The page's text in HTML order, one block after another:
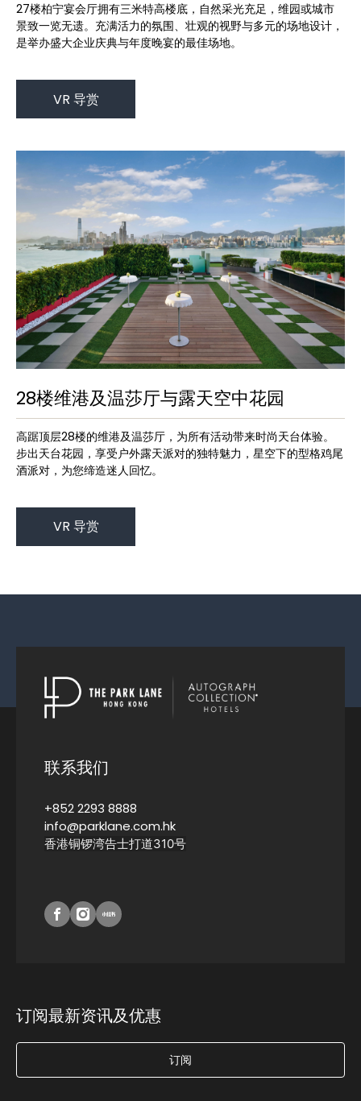
27楼柏宁宴会厅拥有三米特高楼底，自然采光充足，维园或城市
景致一览无遗。充满活力的氛围、壮观的视野与多元的场地设计，
是举办盛大企业庆典与年度晚宴的最佳场地。
VR 导赏
28楼维港及温莎厅与露天空中花园
高踞顶层28楼的维港及温莎厅，为所有活动带来时尚天台体验。
步出天台花园，享受户外露天派对的独特魅力，星空下的型格鸡尾
酒派对，为您缔造迷人回忆。
VR 导赏
联系我们
+852 2293 8888
info@parklane.com.hk
香港铜锣湾告士打道310号
订阅最新资讯及优惠
订阅